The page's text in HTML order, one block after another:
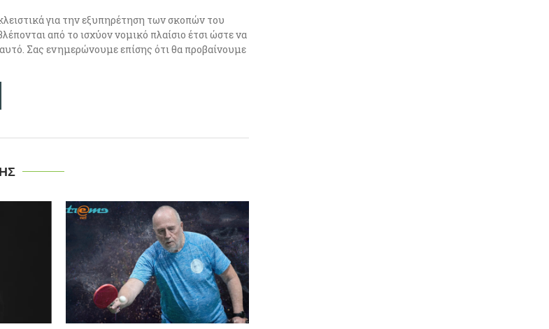
για την εξυπηρέτηση των σκοπών του
από το ισχύον νομικό πλαίσιο έτσι ώστε να
Σας ενημερώνουμε επίσης ότι θα προβαίνουμε